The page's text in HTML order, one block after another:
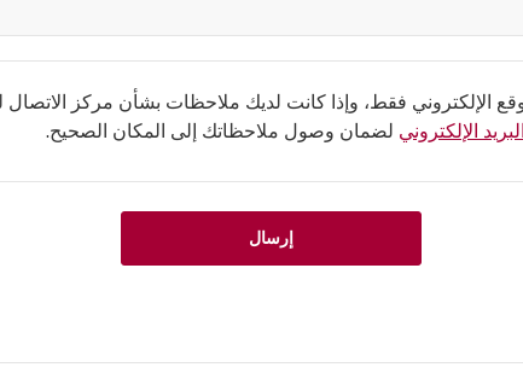
الإلكتروني فقط، وإذا كانت لديك ملاحظات بشأن مركز الاتصال
الإلكتروني لضمان وصول ملاحظاتك إلى المكان الصحيح.
إرسال